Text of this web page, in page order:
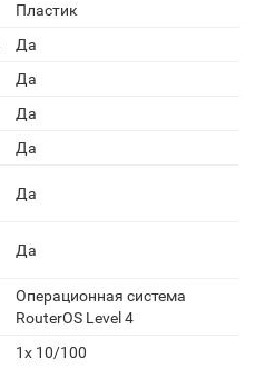
Пластик
Да
Да
Да
Да
Да
Да
Операционная система
RouterOS Level 4
1x 10/100